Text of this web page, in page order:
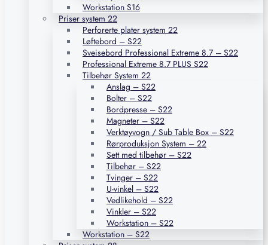
Workstation S16
Priser system 22
Perforerte plater system 22
Løftebord – S22
Sveisebord Professional Extreme 8.7 – S22
Professional Extreme 8.7 PLUS S22
Tilbehør System 22
Anslag – S22
Bolter – S22
Bordpresse – S22
Magneter – S22
Verktøyvogn / Sub Table Box – S22
Rørproduksjon System – 22
Sett med tilbehør – S22
Tilbehør – S22
Tvinger – S22
U-vinkel – S22
Vedlikehold – S22
Vinkler – S22
Workstation – S22
Workstation – S22